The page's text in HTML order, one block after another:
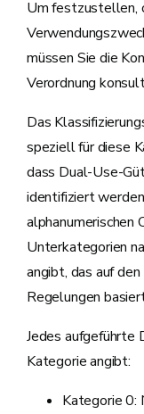
Um festzustellen,
müssen Sie die
Verordnung
Das
speziell für diese
dass Dual-Use-
identifiziert
alphanumerischen
Unterkategorien
angibt, das auf
Regelungen
Jedes aufgeführte
Kategorie angibt:
Kategorie 0: